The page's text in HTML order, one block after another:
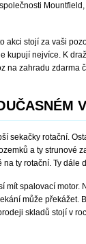
akci stojí za vaši
kupují nejvíce. K
na zahradu zdarma
sekačky rotační.
a ty strunové
ty rotační. Ty dále
mít spalovací
může překážet.
skladů stojí v